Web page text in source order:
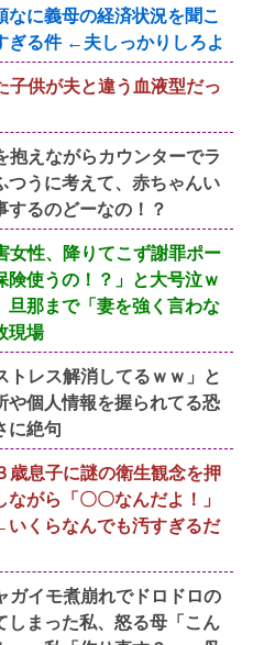
に義母の経済状況を聞こ
ぎる件 ←夫しっかりしろよ
子供が夫と違う血液型だっ
抱えながらカウンターでラ
うに考えて、赤ちゃんい
するのどーなの！？
女性、降りてこず謝罪ポー
使うの！？」と大号泣ｗ
旦那まで「妻を強く言わな
現場
トレス解消してるｗｗ」と
や個人情報を握られてる恐
に絶句
歳息子に謎の衛生観念を押
がら「〇〇なんだよ！」
くらなんでも汚すぎるだ
ガイモ煮崩れでドロドロの
しまった私、怒る母「こん